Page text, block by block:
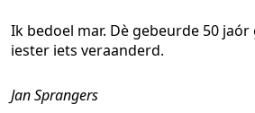
Ik bedoel mar. Dè gebeurde 50 jaór
iester iets veraanderd.
Jan Sprangers